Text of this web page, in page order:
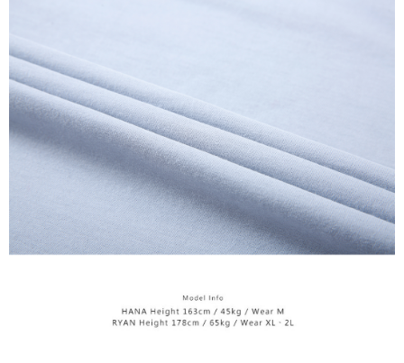
【Nota Penting】
1. Perkhidmatan ini disediakan oleh "Taiwan Mobile Co., Ltd." untuk
membolehkan pengguna membeli produk atau perkhidmatan melalui
perkhidmatan ini semasa transaksi, dan kedai akan menyerahkan hak
tuntutan harga jual/beli ansuran kepada syarikat ini untuk membayar bil
menggunakan bil syarikat ini.
2. Berdasarkan tujuan kontrak persetujuan pembayaran menggunakan
"Pembayaran Ansuran Gogo", kedai akan memberikan maklumat peribadi
anda (termasuk nama, telefon atau alamat) kepada Taiwan Mobile untuk
pengumpulan, pemprosesan dan penggunaan, untuk pengesahan,
semakan dan pembetulan data yang diperlukan untuk bil ansuran oleh
Taiwan Mobile.
3. Sila baca syarat perkhidmatan pengguna secara lengkap melalui